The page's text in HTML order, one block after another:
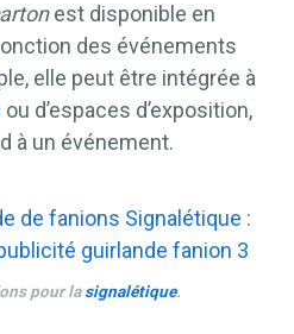
est disponible en
des événements
elle peut être intégrée à
ou d’espaces d’exposition,
à un événement.
pour lasignalétique.